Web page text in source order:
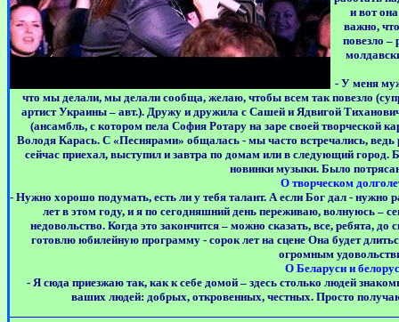
и вот
важно,
повезло
- У меня
что мы делали, мы делали сообща, желаю, чтобы всем так повезло
артист Украины – авт.). Дружу и дружила с Сашей и Ядвигой
(ансамбль, с котором пела София Ротару на заре своей творческой
Володя Карась. С «Песнярами» общалась - мы часто встречались, ведь
сейчас приехал, выступил и завтра по домам или в следующий город.
новинки музыки. Было
О творческом
- Нужно хорошо подумать, есть ли у тебя талант. А если Бог дал - нужно
лет в этом году, и я по сегодняшний день переживаю, волнуюсь –
недовольство. Когда это закончится – можно сказать, все, ребята,
готовлю юбилейную программу - сорок лет на сцене Она будет
огромным
О Беларуси и
- Я сюда приезжаю так, как к себе домой – здесь столько людей
ваших людей: добрых, откровенных, честных. Просто